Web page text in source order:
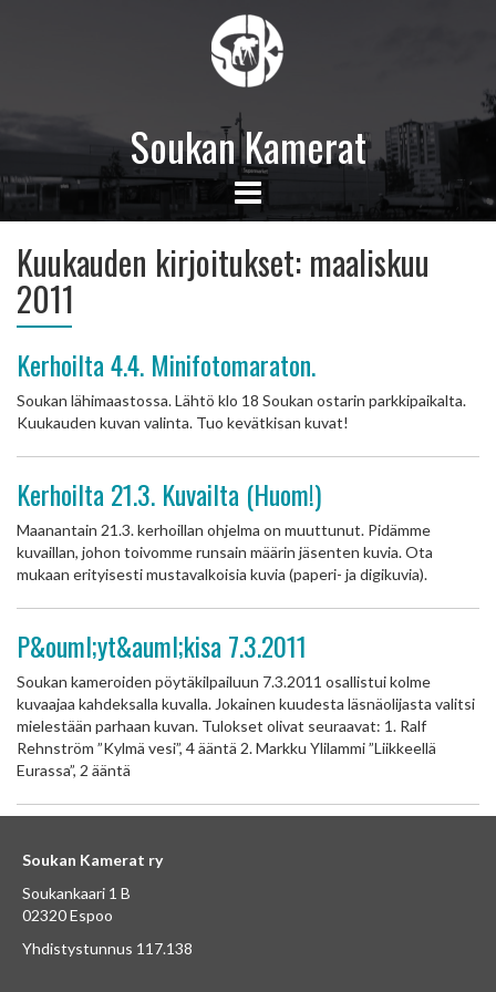
Soukan Kamerat
Kuukauden kirjoitukset: maaliskuu
2011
Kerhoilta 4.4. Minifotomaraton.
Soukan lähimaastossa. Lähtö klo 18 Soukan ostarin parkkipaikalta.
Kuukauden kuvan valinta. Tuo kevätkisan kuvat!
Kerhoilta 21.3. Kuvailta (Huom!)
Maanantain 21.3. kerhoillan ohjelma on muuttunut. Pidämme
kuvaillan, johon toivomme runsain määrin jäsenten kuvia. Ota
mukaan erityisesti mustavalkoisia kuvia (paperi- ja digikuvia).
P&ouml;yt&auml;kisa 7.3.2011
Soukan kameroiden pöytäkilpailuun 7.3.2011 osallistui kolme
kuvaajaa kahdeksalla kuvalla. Jokainen kuudesta läsnäolijasta valitsi
mielestään parhaan kuvan. Tulokset olivat seuraavat: 1. Ralf
Rehnström ”Kylmä vesi”, 4 ääntä 2. Markku Ylilammi ”Liikkeellä
Eurassa”, 2 ääntä
Soukan Kamerat ry
Soukankaari 1 B
02320 Espoo
Yhdistystunnus 117.138